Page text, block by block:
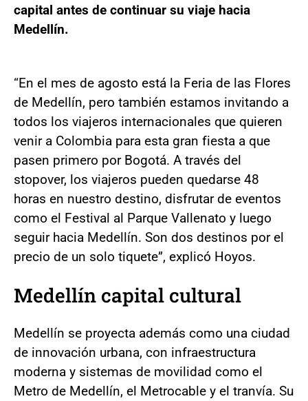
capital antes de continuar su viaje hacia
Medellín.
“En el mes de agosto está la Feria de las Flores
de Medellín, pero también estamos invitando a
todos los viajeros internacionales que quieren
venir a Colombia para esta gran fiesta a que
pasen primero por Bogotá. A través del
stopover, los viajeros pueden quedarse 48
horas en nuestro destino, disfrutar de eventos
como el Festival al Parque Vallenato y luego
seguir hacia Medellín. Son dos destinos por el
precio de un solo tiquete”, explicó Hoyos.
Medellín capital cultural
Medellín se proyecta además como una ciudad
de innovación urbana, con infraestructura
moderna y sistemas de movilidad como el
Metro de Medellín, el Metrocable y el tranvía. Su